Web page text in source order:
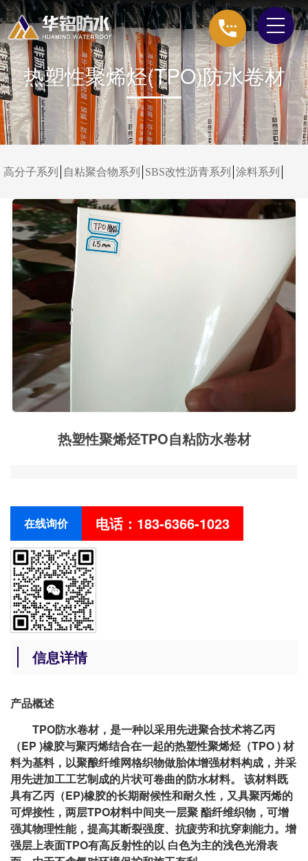
热塑性聚烯烃(TPO)防水卷材
高分子系列 自粘聚合物系列 SBS改性沥青系列 涂料系列
热塑性聚烯烃TPO自粘防水卷材
在线询价 电话：183-6366-1023
信息详情
产品概述
TPO防水卷材，是一种以采用先进聚合技术将乙丙
（EP )橡胶与聚丙烯结合在一起的热塑性聚烯烃（TPO ) 材
料为基料，以聚酿纤维网格织物做胎体增强材料构成，并采
用先进加工工艺制成的片状可卷曲的防水材料。 该材料既
具有乙丙（EP)橡胶的长期耐候性和耐久性，又具聚丙烯的
可焊接性，两层TPO材料中间夹一层聚 酯纤维织物，可增
强其物理性能，提高其断裂强度、抗疲劳和抗穿刺能力。增
强层上表面TPO有高反射性的以 白色为主的浅色光滑表